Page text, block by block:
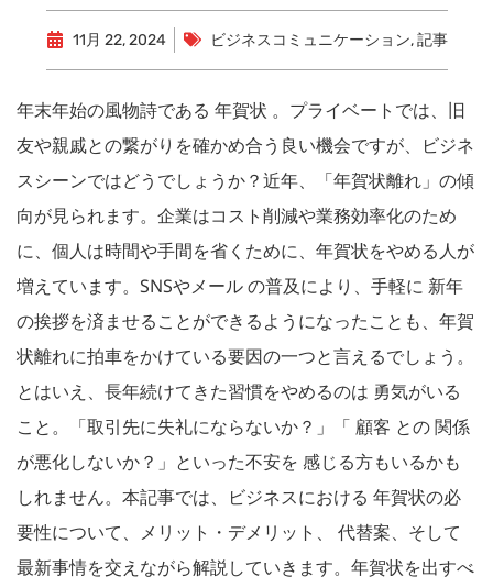
11月 22, 2024 ビジネスコミュニケーション,記事
年末年始の風物詩である 年賀状 。プライベートでは、旧
友や親戚との繋がりを確かめ合う良い機会ですが、ビジネ
スシーンではどうでしょうか？近年、「年賀状離れ」の傾
向が見られます。企業はコスト削減や業務効率化のため
に、個人は時間や手間を省くために、年賀状をやめる人が
増えています。SNSやメール の普及により、手軽に 新年
の挨拶を済ませることができるようになったことも、年賀
状離れに拍車をかけている要因の一つと言えるでしょう。
とはいえ、長年続けてきた習慣をやめるのは 勇気がいる
こと。「取引先に失礼にならないか？」「 顧客 との 関係
が悪化しないか？」といった不安を 感じる方もいるかも
しれません。本記事では、ビジネスにおける 年賀状の必
要性について、メリット・デメリット、 代替案、そして
最新事情を交えながら解説していきます。年賀状を出すべ